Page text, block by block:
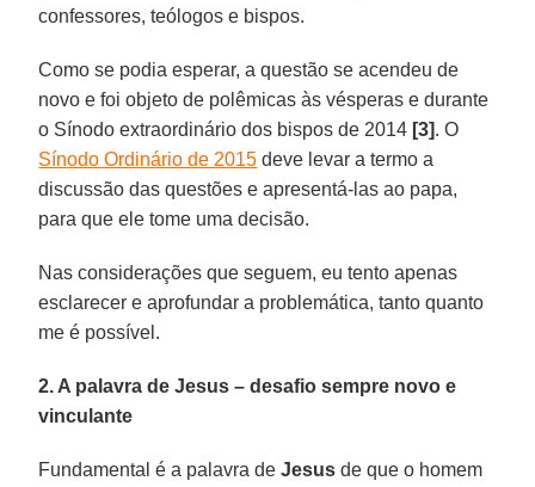
confessores, teólogos e bispos.
Como se podia esperar, a questão se acendeu de
novo e foi objeto de polêmicas às vésperas e durante
o Sínodo extraordinário dos bispos de 2014 [3]. O
Sínodo Ordinário de 2015 deve levar a termo a
discussão das questões e apresentá-las ao papa,
para que ele tome uma decisão.
Nas considerações que seguem, eu tento apenas
esclarecer e aprofundar a problemática, tanto quanto
me é possível.
2. A palavra de Jesus – desafio sempre novo e
vinculante
Fundamental é a palavra deJesus de que o homem